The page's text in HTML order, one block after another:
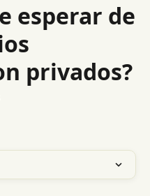
esperar de
privados?